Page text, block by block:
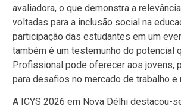
avaliadora, o que demonstra a
voltadas para a inclusão social na
participação das estudantes em um
também é um testemunho do potencial
Profissional pode oferecer aos jovens,
para desafios no mercado de trabalho e
A ICYS 2026 em Nova Délhi destacou-